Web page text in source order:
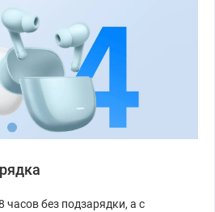
часов без подзарядки, а с